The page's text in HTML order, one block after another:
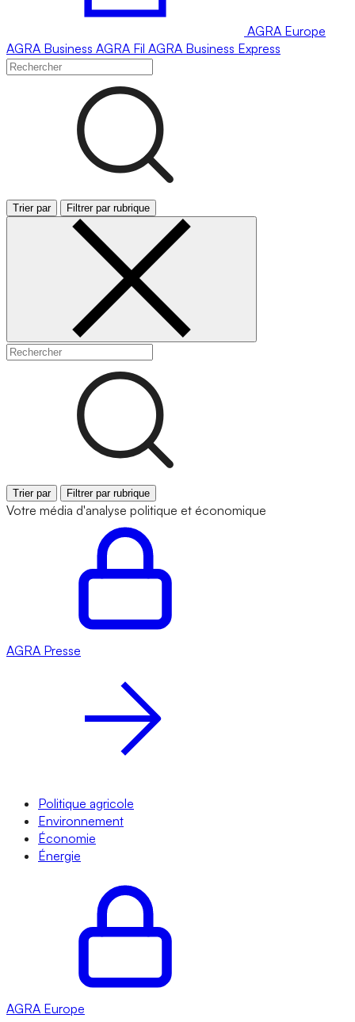
AGRA Europe
AGRA Business AGRA Fil AGRA Business Express
Trier par Filtrer par rubrique
Trier par Filtrer par rubrique
Votre média d'analyse politique et économique
AGRA Presse
Politique agricole
Environnement
Économie
Énergie
AGRA Europe